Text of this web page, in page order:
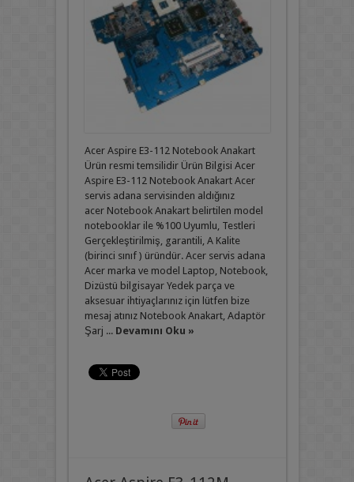
Acer Aspire E3-112 Notebook Anakart
Ürün resmi temsilidir Ürün Bilgisi Acer
Aspire E3-112 Notebook Anakart Acer
servis adana servisinden aldığınız
acer Notebook Anakart belirtilen model
notebooklar ile %100 Uyumlu, Testleri
Gerçekleştirilmiş, garantili, A Kalite
(birinci sınıf ) üründür. Acer servis adana
Acer marka ve model Laptop, Notebook,
Dizüstü bilgisayar Yedek parça ve
aksesuar ihtiyaçlarınız için lütfen bize
mesaj atınız Notebook Anakart, Adaptör
Şarj ... Devamını Oku »